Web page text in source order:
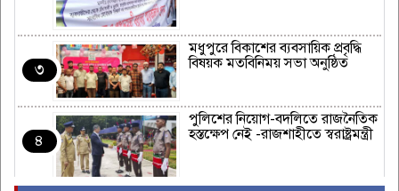
৩
মধুপুরে বিকাশের ব্যবসায়িক প্রবৃদ্ধি
বিষয়ক মতবিনিময় সভা অনুষ্ঠিত
৪
পুলিশের নিয়োগ-বদলিতে রাজনৈতিক
হস্তক্ষেপ নেই -রাজশাহীতে স্বরাষ্ট্রমন্ত্রী